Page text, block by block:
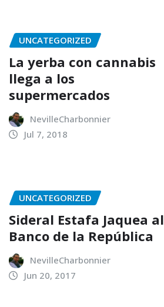
UNCATEGORIZED
La yerba con cannabis
llega a los
supermercados
NevilleCharbonnier
Jul 7, 2018
UNCATEGORIZED
Sideral Estafa Jaquea al
Banco de la República
NevilleCharbonnier
Jun 20, 2017